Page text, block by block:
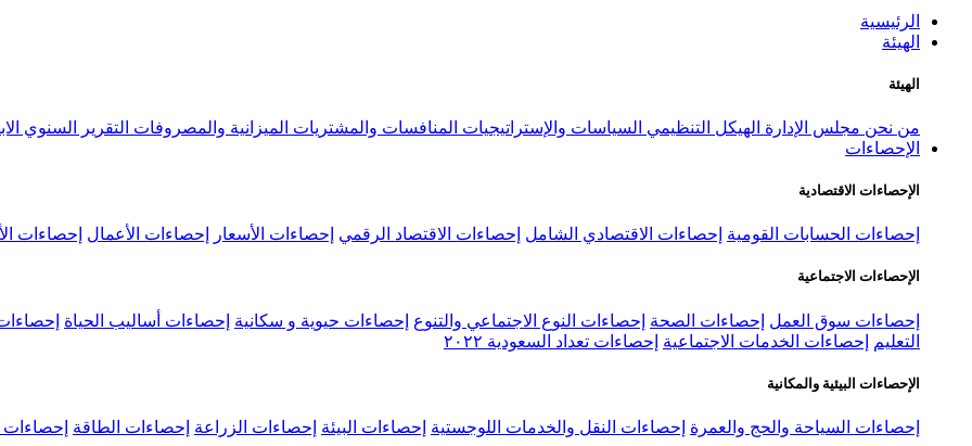
الرئيسية
الهيئة
الهيئة
من نحن مجلس الإدارة الهيكل التنظيمي السياسات والإستراتيجيات المنافسات والمشتريات الميزانية والمصروفات التقرير السنوي
الإحصاءات
الإحصاءات الاقتصادية
إحصاءات الحسابات القومية إحصاءات الاقتصادي الشامل إحصاءات الاقتصاد الرقمي إحصاءات الأسعار إحصاءات الأعمال إحصاءات
الإحصاءات الاجتماعية
إحصاءات سوق العمل إحصاءات الصحة إحصاءات النوع الاجتماعي والتنوع إحصاءات حيوية و سكانية إحصاءات أساليب الحياة
التعليم
إحصاءات الخدمات الاجتماعية إحصاءات تعداد السعودية ٢٠٢٢
الإحصاءات البيئية والمكانية
إحصاءات السياحة والحج والعمرة إحصاءات النقل والخدمات اللوجستية إحصاءات البيئة إحصاءات الزراعة إحصاءات الطاقة إحصاءات